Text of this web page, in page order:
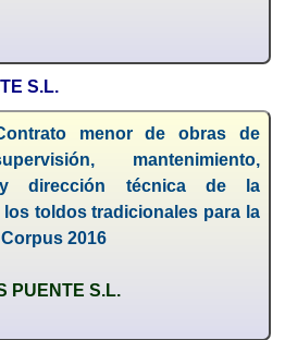
S.L.
menor de obras de
mantenimiento,
y dirección técnica de la
toldos tradicionales para la
2016
PUENTE S.L.